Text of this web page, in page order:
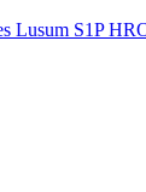
Lusum S1P